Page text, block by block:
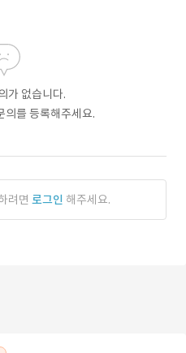
가 없습니다.
의를 등록해주세요.
려면 로그인 해주세요.